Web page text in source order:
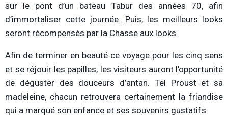
sur le pont d’un bateau Tabur des années 70, afin
d’immortaliser cette journée. Puis, les meilleurs looks
seront récompensés par la Chasse aux looks.
Afin de terminer en beauté ce voyage pour les cinq sens
et se réjouir les papilles, les visiteurs auront l’opportunité
de déguster des douceurs d’antan. Tel Proust et sa
madeleine, chacun retrouvera certainement la friandise
qui a marqué son enfance et ses souvenirs gustatifs.